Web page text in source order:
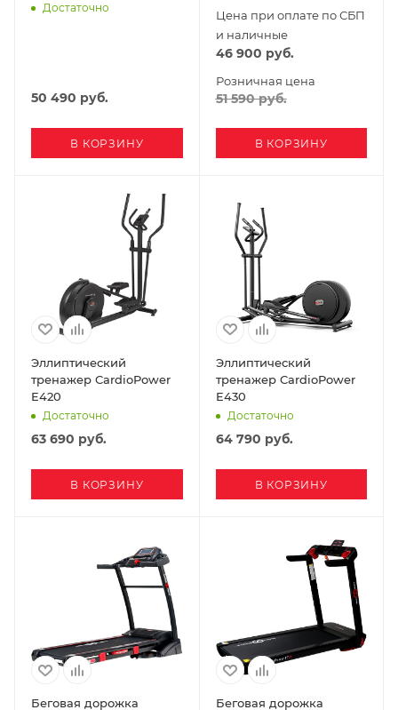
Достаточно
50 490 руб.
В КОРЗИНУ
Цена при оплате по СБП
и наличные
46 900 руб.
Розничная цена
51 590руб.
В КОРЗИНУ
Эллиптический
тренажер CardioPower
E420
Достаточно
63 690 руб.
В КОРЗИНУ
Эллиптический
тренажер CardioPower
E430
Достаточно
64 790 руб.
В КОРЗИНУ
Беговая дорожка Беговая дорожка